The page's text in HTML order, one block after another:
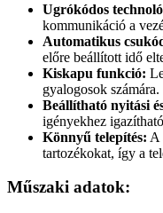
Ugrókódos
kommunikáció a
Automatikus
előre beállított idő
Kiskapu funkció:
gyalogosok számára.
Beállítható nyitási
igényekhez
Könnyű telepítés: A
tartozékokat, így a
Műszaki adatok: